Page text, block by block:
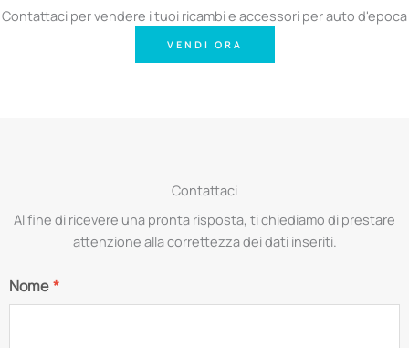
Contattaci per vendere i tuoi ricambi e accessori per auto d'epoca
VENDI ORA
Contattaci
Al fine di ricevere una pronta risposta, ti chiediamo di prestare
attenzione alla correttezza dei dati inseriti.
Nome*